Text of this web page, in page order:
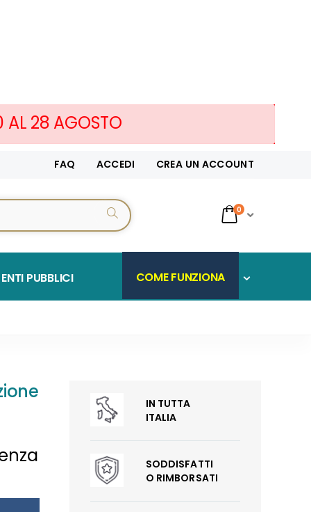
AL 28 AGOSTO
FAQ ACCEDI CREA UN ACCOUNT
Cart
0servizi
CERCA...
ENTI PUBBLICI COME FUNZIONA
IN TUTTA
ITALIA
SODDISFATTI
O RIMBORSATI